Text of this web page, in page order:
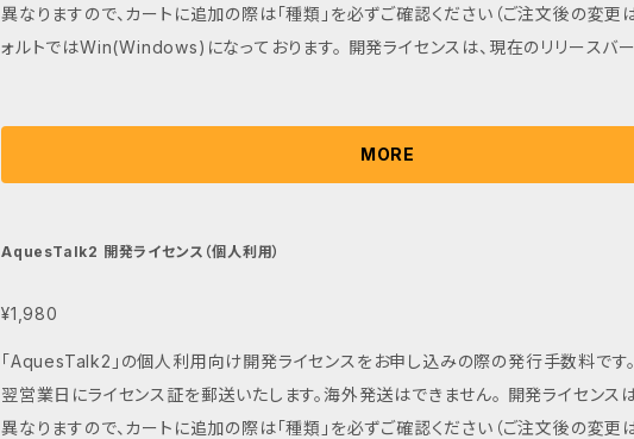
異なりますので、カートに追加の際は「種類」を必ずご確認ください（ご注文後の変更は
ォルトではWin(Windows)になっております。 開発ライセンスは、現在のリリースバージョンに限定さ
囲はこちらで確認ください。http://www.a-quest.com/licence_free.html
MORE
AquesTalk2 開発ライセンス（個人利用）
¥1,980
「AquesTalk2」の個人利用向け開発ライセンスをお申し込みの際の発行手数料です
翌営業日にライセンス証を郵送いたします。海外発送はできません。 開発ライセンスはOSの種類ごとに
異なりますので、カートに追加の際は「種類」を必ずご確認ください（ご注文後の変更は